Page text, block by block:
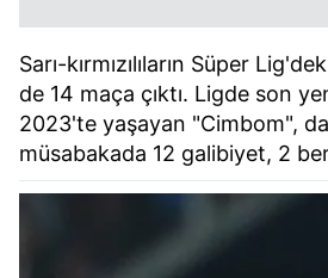
Sarı-kırmızılıların Süper
de 14 maça çıktı. Ligde son
2023'te yaşayan "Cimbom",
müsabakada 12 galibiyet, 2